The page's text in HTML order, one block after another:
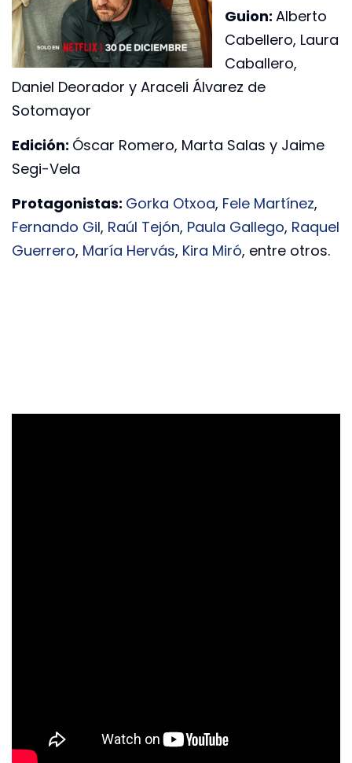
Guion: Alberto
Cabellero, Laura
Caballero,
Daniel Deorador y Araceli Álvarez de
Sotomayor
Edición: Óscar Romero, Marta Salas y Jaime
Segi-Vela
Protagonistas: Gorka Otxoa, Fele Martínez,
Fernando Gil, Raúl Tejón, Paula Gallego, Raquel
Guerrero, María Hervás, Kira Miró, entre otros.